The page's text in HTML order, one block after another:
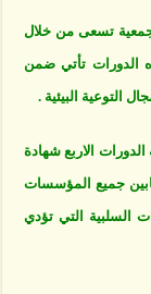
تسعى من خلال
الدورات تأتي ضمن
التوعية البيئية .
الاربع شهادة
جميع المؤسسات
السلبية التي تؤدي